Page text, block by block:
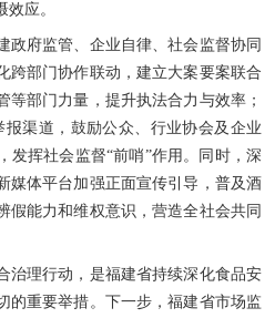
应。
政府监管、企业自律、社会监督协同
跨部门协作联动，建立大案要案联合
等部门力量，提升执法合力与效率；
报渠道，鼓励公众、行业协会及企业
发挥社会监督“前哨”作用。同时，深
媒体平台加强正面宣传引导，普及酒
假能力和维权意识，营造全社会共同
治理行动，是福建省持续深化食品安
的重要举措。下一步，福建省市场监